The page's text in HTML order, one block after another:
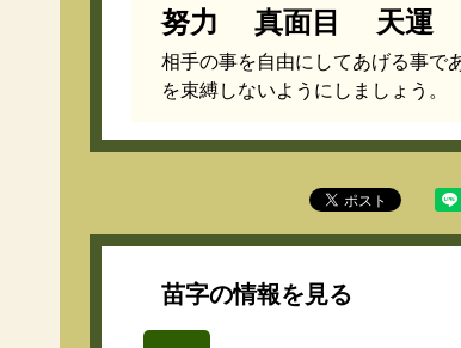
努力 真面目 天
相手の事を自由にしてあげる事で
を束縛しないようにしましょう。
苗字の情報を見る